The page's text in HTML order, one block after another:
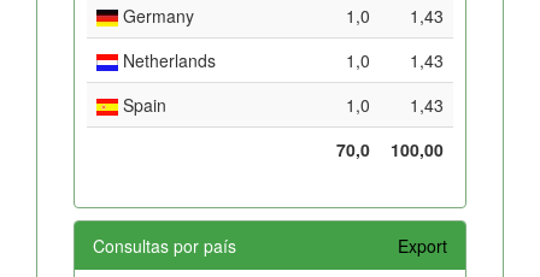
Germany
1,0
1,43
Netherlands
1,0
1,43
Spain
1,0
1,43
70,0
100,00
Consultas por país Export